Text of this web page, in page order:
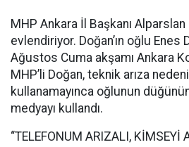
MHP Ankara İl Başkanı
evlendiriyor. Doğan’ın oğlu Enes
Ağustos Cuma akşamı Ankara
MHP’li Doğan, teknik arıza
kullanamayınca oğlunun
medyayı kullandı.
“TELEFONUM ARIZALI, KİMSEYİ